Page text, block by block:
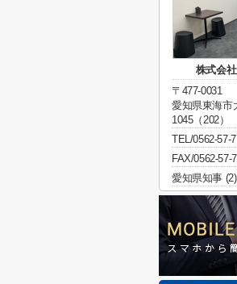
株式会
〒477-0031
愛知県東海市
1045（202）
TEL/0562-57-
FAX/0562-57-
愛知県知事